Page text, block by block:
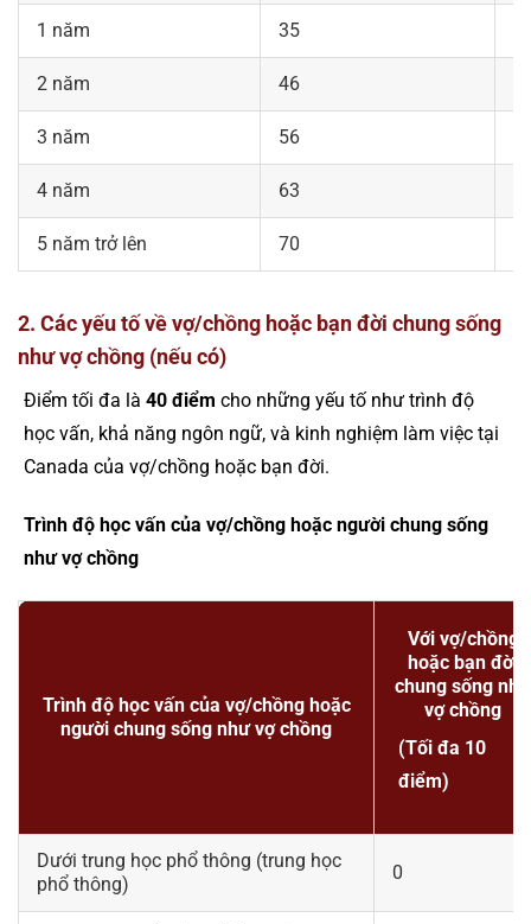
1 năm 35
2 năm 46
3 năm 56
4 năm 63
5 năm trở lên 70
2. Các yếu tố về vợ/chồng hoặc bạn đời chung sống
như vợ chồng (nếu có)
Điểm tối đa là 40 điểm cho những yếu tố như trình độ
học vấn, khả năng ngôn ngữ, và kinh nghiệm làm việc tại
Canada của vợ/chồng hoặc bạn đời​.
Trình độ học vấn của vợ/chồng hoặc người chung sống
như vợ chồng
Trình độ học vấn của vợ/chồng hoặc
người chung sống như vợ chồng
Với vợ/chồng
hoặc bạn đời
chung sống như
vợ chồng
(Tối đa 10
điểm)
Dưới trung học phổ thông (trung học
phổ thông)
0